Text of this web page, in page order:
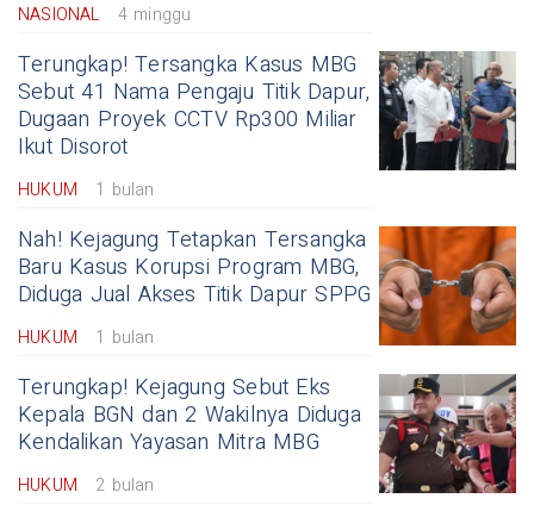
NASIONAL 4 minggu
Terungkap! Tersangka Kasus MBG
Sebut 41 Nama Pengaju Titik Dapur,
Dugaan Proyek CCTV Rp300 Miliar
Ikut Disorot
HUKUM 1 bulan
Nah! Kejagung Tetapkan Tersangka
Baru Kasus Korupsi Program MBG,
Diduga Jual Akses Titik Dapur SPPG
HUKUM 1 bulan
Terungkap! Kejagung Sebut Eks
Kepala BGN dan 2 Wakilnya Diduga
Kendalikan Yayasan Mitra MBG
HUKUM 2 bulan